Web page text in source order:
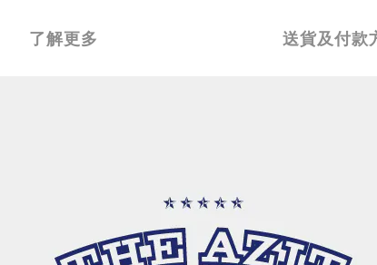
了解更多 送貨及付款